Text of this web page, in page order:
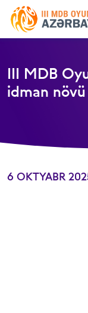
III MDB
idman
6 OKTYABR